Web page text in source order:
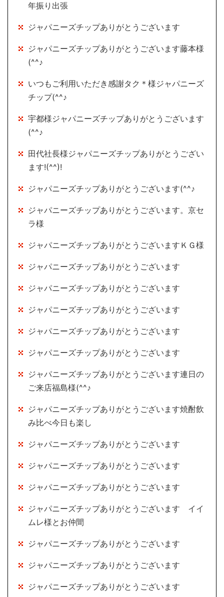
年振り出張
ジャパニーズチップありがとうございます
ジャパニーズチップありがとうございます藤本様
(^^♪
いつもご利用いただき感謝タク＊様ジャパニーズ
チップ(^^♪
宇都様ジャパニーズチップありがとうございます
(^^♪
田代社長様ジャパニーズチップありがとうござい
ます!(^^)!
ジャパニーズチップありがとうございます(^^♪
ジャパニーズチップありがとうございます。京セ
ラ様
ジャパニーズチップありがとうございますＫＧ様
ジャパニーズチップありがとうございます
ジャパニーズチップありがとうございます
ジャパニーズチップありがとうございます
ジャパニーズチップありがとうございます
ジャパニーズチップありがとうございます
ジャパニーズチップありがとうございます連日の
ご来店福島様(^^♪
ジャパニーズチップありがとうございます焼酎飲
み比べ今日も楽し
ジャパニーズチップありがとうございます
ジャパニーズチップありがとうございます
ジャパニーズチップありがとうございます
ジャパニーズチップありがとうございます イイ
ムレ様とお仲間
ジャパニーズチップありがとうございます
ジャパニーズチップありがとうございます
ジャパニーズチップありがとうございます